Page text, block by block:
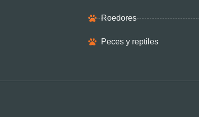
Roedores
Peces y reptiles